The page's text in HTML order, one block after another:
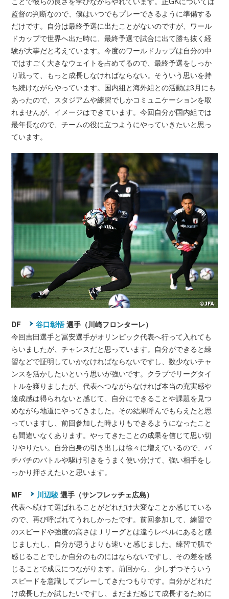
監督の判断なので、僕はいつでもプレーできるように準備する
だけです。自分は最終予選に出たことがないのですが、ワール
ドカップで世界へ出た時に、最終予選で試合に出て勝ち抜く経
験が大事だと考えています。今度のワールドカップは自分の中
ではすごく大きなウェイトを占めてるので、最終予選をしっか
り戦って、もっと成長しなければならない。そういう思いを持
ち続けながらやっています。国内組と海外組との活動は3月にも
あったので、スタジアムや練習でしかコミュニケーションを取
れませんが、イメージはできています。今回自分が国内組では
最年長なので、チームの役に立つようにやっていきたいと思っ
ています。
DF 谷口彰悟 選手（川崎フロンターレ）
今回吉田選手と冨安選手がオリンピック代表へ行って入れても
らいましたが、チャンスだと思っています。自分ができると練
習などで証明していかなければならないですし、数少ないチャ
ンスを活かしたいという思いが強いです。クラブでリーグタイ
トルを獲りましたが、代表へつながらなければ本当の充実感や
達成感は得られないと感じて、自分にできることや課題を見つ
めながら地道にやってきました。その結果呼んでもらえたと思
っていますし、前回参加した時よりもできるようになったこと
も間違いなくあります。やってきたことの成果を信じて思い切
りやりたい。自分自身の引き出しは徐々に増えているので、バ
チバチのバトルや駆け引きをうまく使い分けて、強い相手をし
っかり押さえたいと思います。
MF 川辺駿 選手（サンフレッチェ広島）
代表へ続けて選ばれることがどれだけ大変なことか感じている
ので、再び呼ばれてうれしかったです。前回参加して、練習で
のスピードや強度の高さはＪリーグとは違うレベルにあると感
じましたし、自分が思うよりも速いと感じました。練習で肌で
感じることでしか自分のものにはならないですし、その差を感
じることで成長につながります。前回から、少しずつそういう
スピードを意識してプレーしてきたつもりです。自分がどれだ
け成長したか試したいですし、まだまだ感じて成長するために